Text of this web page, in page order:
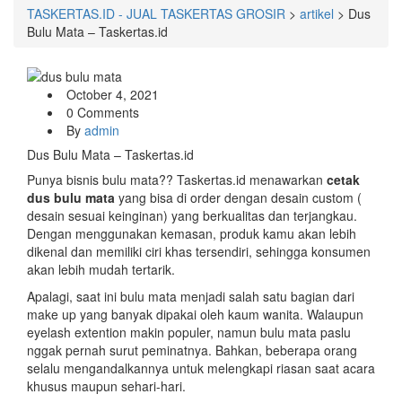
TASKERTAS.ID - JUAL TASKERTAS GROSIR > artikel > Dus
Bulu Mata – Taskertas.id
October 4, 2021
0 Comments
By admin
Dus Bulu Mata – Taskertas.id
Punya bisnis bulu mata?? Taskertas.id menawarkan cetak
dus bulu mata yang bisa di order dengan desain custom (
desain sesuai keinginan) yang berkualitas dan terjangkau.
Dengan menggunakan kemasan, produk kamu akan lebih
dikenal dan memiliki ciri khas tersendiri, sehingga konsumen
akan lebih mudah tertarik.
Apalagi, saat ini bulu mata menjadi salah satu bagian dari
make up yang banyak dipakai oleh kaum wanita. Walaupun
eyelash extention makin populer, namun bulu mata paslu
nggak pernah surut peminatnya. Bahkan, beberapa orang
selalu mengandalkannya untuk melengkapi riasan saat acara
khusus maupun sehari-hari.